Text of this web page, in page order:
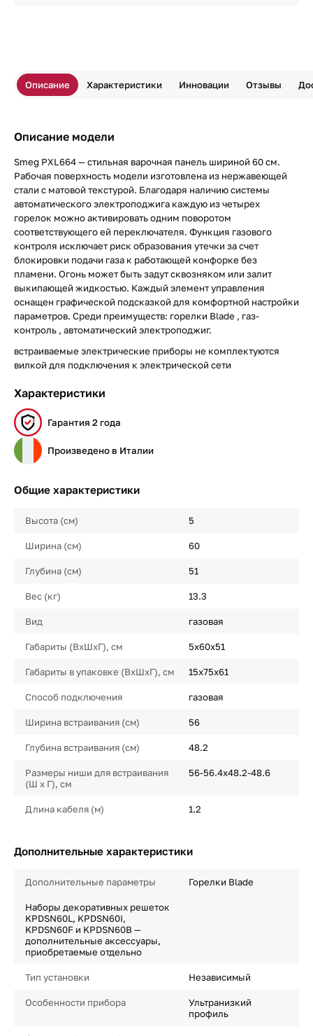
Описание Характеристики Инновации Отзывы
Описание модели
Smeg PXL664 — стильная варочная панель шириной 60 см.
Рабочая поверхность модели изготовлена из нержавеющей
стали с матовой текстурой. Благодаря наличию системы
автоматического электроподжига каждую из четырех
горелок можно активировать одним поворотом
соответствующего ей переключателя. Функция газового
контроля исключает риск образования утечки за счет
блокировки подачи газа к работающей конфорке без
пламени. Огонь может быть задут сквозняком или залит
выкипающей жидкостью. Каждый элемент управления
оснащен графической подсказкой для комфортной настройки
параметров. Среди преимуществ: горелки Blade , газ-
контроль , автоматический электроподжиг.
встраиваемые электрические приборы не комплектуются
вилкой для подключения к электрической сети
Характеристики
Гарантия 2 года
Произведено в Италии
Общие характеристики
Высота (см) 5
Ширина (см) 60
Глубина (см) 51
Вес (кг) 13.3
Вид газовая
Габариты (ВхШхГ), см 5х60x51
Габариты в упаковке (ВхШхГ), см 15х75х61
Способ подключения газовая
Ширина встраивания (см) 56
Глубина встраивания (см) 48.2
Размеры ниши для встраивания
(Ш х Г), см
56-56.4х48.2-48.6
Длина кабеля (м) 1.2
Дополнительные характеристики
Дополнительные параметры Горелки Blade
Наборы декоративных решеток
KPDSN60L, KPDSN60I,
KPDSN60F и KPDSN60B —
дополнительные аксессуары,
приобретаемые отдельно
Тип установки Независимый
Особенности прибора
Ультранизкий
профиль